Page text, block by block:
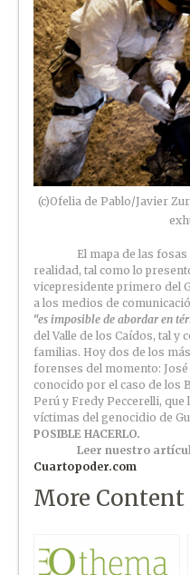
(c)Ofelia de Pablo/Javier
El mapa de las
realidad, tal como lo
vicepresidente primero del
a los medios de
“es imposible de abordar en
del Valle de los Caídos, tal y
familias. Hoy dos de los
forenses del momento:
conocido por el caso de los
Perú y Fredy Peccerelli,
víctimas del genocidio de
POSIBLE HACERLO.
Leer nuestro
Cuartopoder.com
More Content